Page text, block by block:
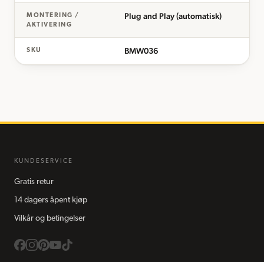
MONTERING /
AKTIVERING
Plug and Play (automatisk)
SKU BMW036
KUNDESERVICE
Gratis retur
14 dagers åpent kjøp
Vilkår og betingelser